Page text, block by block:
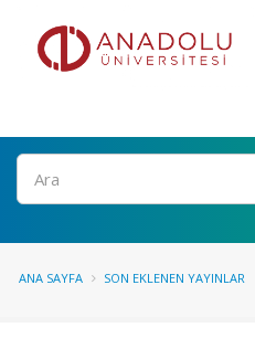
Ara
ANA SAYFA SON EKLENEN YAYINLAR